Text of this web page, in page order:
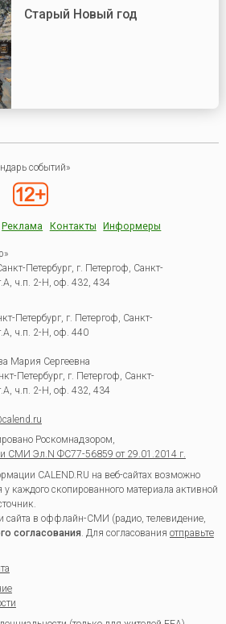
Старый Новый год
событий»
Реклама Контакты Информеры
Петербург, г. Петергоф, Санкт-
ч.п. 2-Н, оф. 432, 434
Петербург, г. Петергоф, Санкт-
ч.п. 2-Н, оф. 440
Мария Сергеевна
Петербург, г. Петергоф, Санкт-
ч.п. 2-Н, оф. 432, 434
Роскомнадзором,
СМИ Эл.N ФС77-56859 от 29.01.2014 г.
CALEND.RU на веб-сайтах возможно
каждого скопированного материала активной
сайта в оффлайн-СМИ (радио, телевидение,
согласования. Для согласования отправьте